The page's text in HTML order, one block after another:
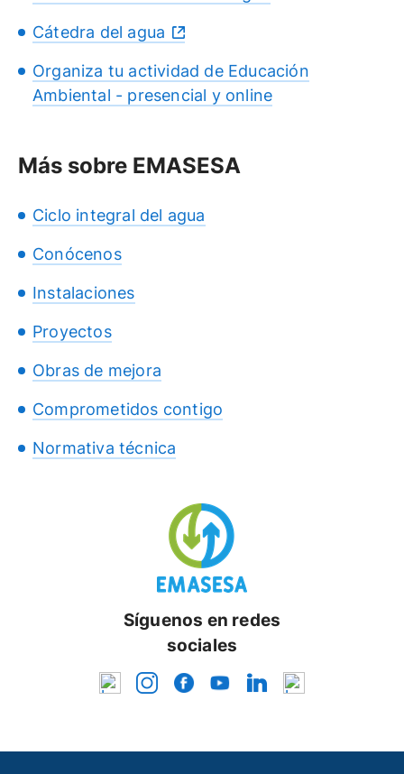
Cátedra del agua
Organiza tu actividad de Educación
Ambiental - presencial y online
Más sobre EMASESA
Ciclo integral del agua
Conócenos
Instalaciones
Proyectos
Obras de mejora
Comprometidos contigo
Normativa técnica
Síguenos en redes
sociales